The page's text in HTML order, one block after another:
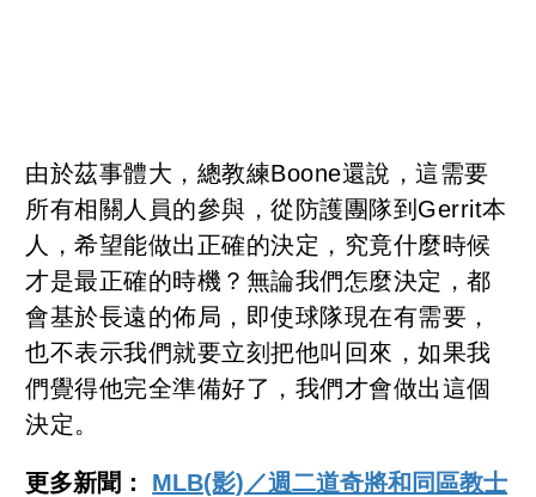
由於茲事體大，總教練Boone還說，這需要
所有相關人員的參與，從防護團隊到Gerrit本
人，希望能做出正確的決定，究竟什麼時候
才是最正確的時機？無論我們怎麼決定，都
會基於長遠的佈局，即使球隊現在有需要，
也不表示我們就要立刻把他叫回來，如果我
們覺得他完全準備好了，我們才會做出這個
決定。
更多新聞： MLB(影)／週二道奇將和同區教士